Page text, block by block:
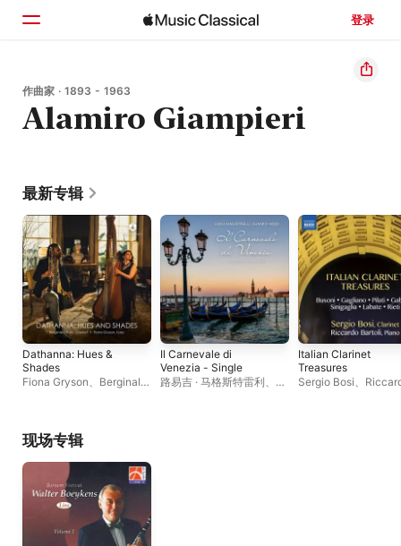
登录
主页
浏览
作曲家 · 1893 - 1963
Alamiro Giampieri
最新专辑
Dathanna: Hues &
Shades
Fiona Gryson、 Berginald
Il Carnevale di
Venezia - Single
路易吉 · 马格斯特雷利、
Italian Clarinet
Treasures
Sergio Bosi、
现场专辑